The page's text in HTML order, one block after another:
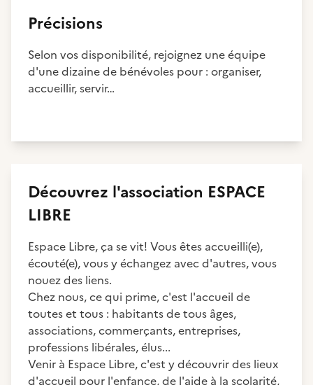
Précisions
Selon vos disponibilité, rejoignez une équipe
d'une dizaine de bénévoles pour : organiser,
accueillir, servir…
Découvrez l'association ESPACE
LIBRE
Espace Libre, ça se vit! Vous êtes accueilli(e),
écouté(e), vous y échangez avec d'autres, vous
nouez des liens.
Chez nous, ce qui prime, c'est l'accueil de
toutes et tous : habitants de tous âges,
associations, commerçants, entreprises,
professions libérales, élus...
Venir à Espace Libre, c'est y découvrir des lieux
d'accueil pour l'enfance, de l'aide à la scolarité,